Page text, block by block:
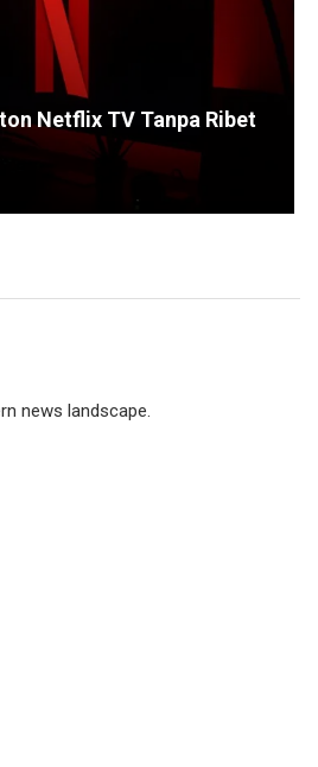
Netflix TV Tanpa Ribet
news landscape.